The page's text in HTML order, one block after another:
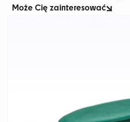
Może Cię zainteresować